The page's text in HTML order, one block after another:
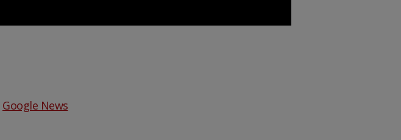
Google News